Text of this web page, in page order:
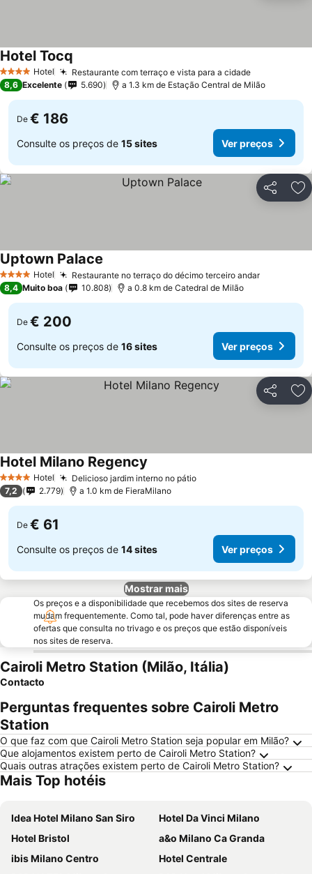
4 EstrelasHotel Restaurante com terraço e vista para a cidade
Hotel Tocq
8,6 Excelente 5.690 a 1.3 km de Estação Central de Milão
De € 186
Consulte os preços de 15 sites Ver preços
Partilhar
4 EstrelasHotel Restaurante no terraço do décimo terceiro andar
Uptown Palace
8,4 Muito boa 10.808 a 0.8 km de Catedral de Milão
De € 200
Consulte os preços de 16 sites Ver preços
Partilhar
4 EstrelasHotel Delicioso jardim interno no pátio
Hotel Milano Regency
7,2 2.779 a 1.0 km de FieraMilano
De € 61
Consulte os preços de 14 sites Ver preços
Mostrar mais
Os preços e a disponibilidade que recebemos dos sites de reserva
mudam frequentemente. Como tal, pode haver diferenças entre as
ofertas que consulta no trivago e os preços que estão disponíveis
nos sites de reserva.
Cairoli Metro Station (Milão, Itália)
Contacto
Perguntas frequentes sobre Cairoli Metro
Station
O que faz com que Cairoli Metro Station seja popular em Milão?
Que alojamentos existem perto de Cairoli Metro Station?
Quais outras atrações existem perto de Cairoli Metro Station?
Mais Top hotéis
Idea Hotel Milano San Siro
Hotel Da Vinci Milano
Hotel Bristol
a&o Milano Ca Granda
ibis Milano Centro
Hotel Centrale